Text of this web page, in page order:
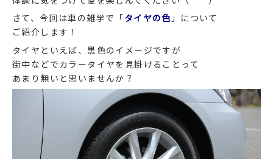
さて、今回は車の雑学で「タイヤの色 」について
ご紹介します！
タイヤといえば、黒色のイメージですが
街中などでカラータイヤを見掛けることって
あまり無いと思いませんか？